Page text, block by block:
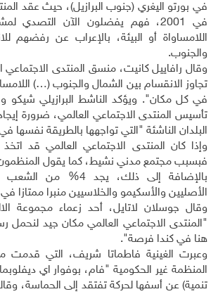
في بورتو اليغري (جنوب البرازيل)، حيث عقد
في 2001، فهم يفضلون الآن التصدي
اللامساواة أو البيئة، بالإعراب عن رفضهم
والجنوب.
تجاوز الانقسام بين الشمال والجنوب (…)
في كل مكان". ويؤكد الناشط البرازيلي شيكو
تأسيس المنتدى الاجتماعي العالمي، ضرورة
البلدان الناشئة "التي تواجهها بالطريقة نفسها
وإذا كان المنتدى الاجتماعي العالمي قد
فبسبب مجتمع مدني نشيط، كما يقول
بالإضافة إلى ذلك، يجد
الأصليين والأسكيمو والخلاسيين منبرا ممتازا
وقال جوسلان لاتايل، أحد زعماء مجموعة
"المنتدى الاجتماعي العالمي مكان جيد لنحمل
هنا في كندا فرصة".
وعبرت الغينية فاطماتا شريف، التي قدمت
المنظمة غير الحكومية "فام، بوفوار اي
تنمية) عن أسفها لحركة تفتقد إلى الحماسة،